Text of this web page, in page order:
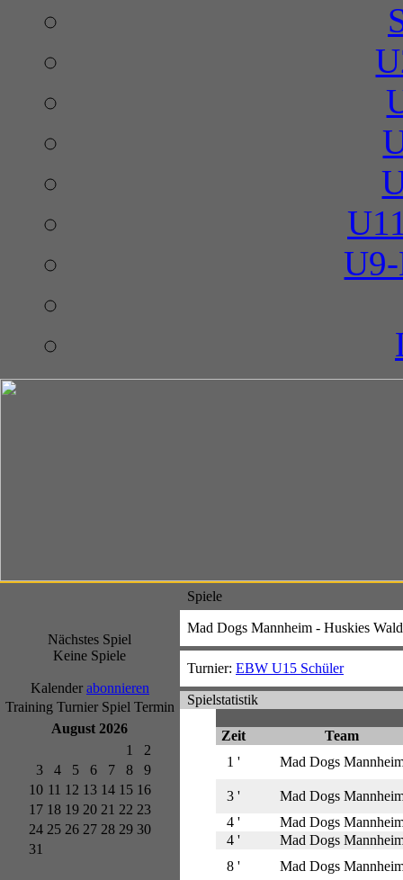
Nächstes Spiel
Keine Spiele
Kalender abonnieren
Training Turnier Spiel Termin
August 2026
1
2
3
4 5 6 7 8
9
10 11 12 13 14 15 16
17 18 19 20 21 22 23
24 25 26 27 28 29 30
31
Spiele
Mad Dogs Mannheim - Huskies
Turnier: EBW U15 Schüler
Spielstatistik
Zeit
Team
1 '
Mad Dogs
3 '
Mad Dogs
4 '
Mad Dogs
4 '
Mad Dogs
8 '
Mad Dogs